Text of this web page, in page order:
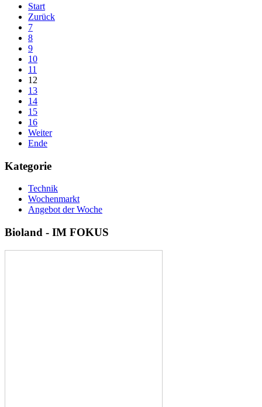
Start
Zurück
7
8
9
10
11
12
13
14
15
16
Weiter
Ende
Kategorie
Technik
Wochenmarkt
Angebot der Woche
Bioland - IM FOKUS